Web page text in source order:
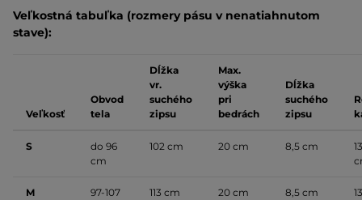
Veľkostná tabuľka (rozmery pásu v nenatiahnutom
stave):
Veľkosť
Obvod
tela
Dĺžka
vr.
suchého
zipsu
Max.
výška
pri
bedrách
Dĺžka
suchého
zipsu
S
do 96
cm
102 cm 20 cm 8,5 cm
M
97-107
113 cm 20 cm 8,5 cm